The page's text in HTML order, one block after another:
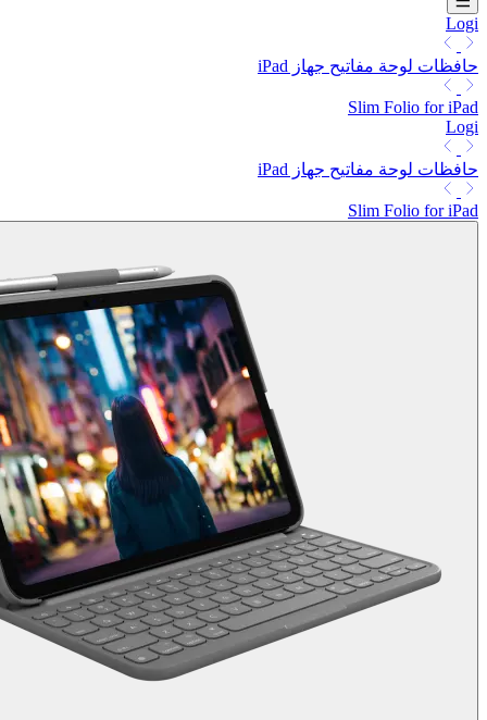
Logi
حافظات لوحة مفاتيح جهاز iPad
Slim Folio for iPad
Logi
حافظات لوحة مفاتيح جهاز iPad
Slim Folio for iPad